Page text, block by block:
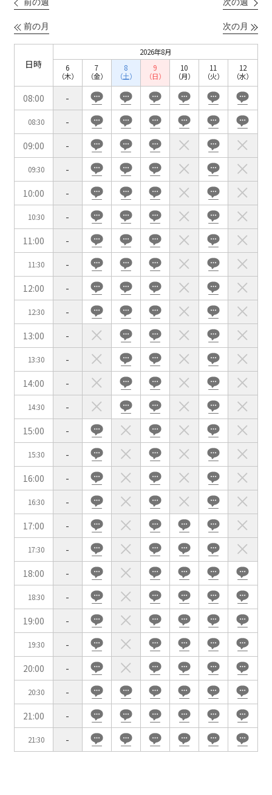
前の週 次の週
前の月 次の月
日時
2026年8月
6
（木）
7
（金）
8
（土）
9
（日）
10
（月）
11
（火）
12
（水）
08:00 -
08:30
-
09:00
-
09:30
-
10:00
-
10:30
-
11:00
-
11:30
-
12:00
-
12:30
-
13:00
-
13:30
-
14:00
-
14:30
-
15:00
-
15:30
-
16:00
-
16:30
-
17:00
-
17:30
-
18:00
-
18:30
-
19:00
-
19:30
-
20:00
-
20:30
-
21:00
-
21:30 -
お電話でのお問合せ
03-3346-1396
受付時間 9:00～18:00（土日祝日・年末年始を除く）
WEBからのお問合せ
お問合せフォーム
口の字型 島型 T字島型
面積
会場の種類
イベントホール 会議室
こだわり条件 ※複数選択可能
特長で選ぶ
駅直結
天井高3.5ｍ以上
窓があり開放感のある
会場
喫煙所あり
大型スクリーンあり
控室あり
4t車以上荷捌きあり
裏導線あり
時間貸し駐車場あり
専有回線(NURO)あり
用途で選ぶ
パーティ・懇親会
株主総会・IR
e-sports大会
プレス発表
試験
展示会・販売会
この条件で検索
選択している条件をリセットする